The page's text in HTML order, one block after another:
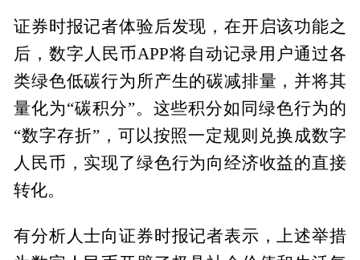
证券时报记者体验后发现，在开启该功能之
后，数字人民币APP将自动记录用户通过各
类绿色低碳行为所产生的碳减排量，并将其
量化为“碳积分”。这些积分如同绿色行为的
“数字存折”，可以按照一定规则兑换成数字
人民币，实现了绿色行为向经济收益的直接
转化。
有分析人士向证券时报记者表示，上述举措